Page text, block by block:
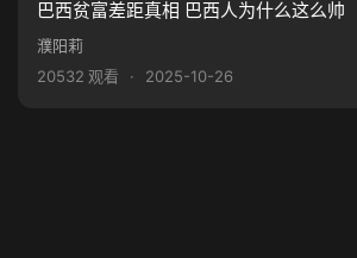
巴西贫富差距真相 巴西人为什么这么帅
濮阳莉
20532 观看
· 2025-10-26